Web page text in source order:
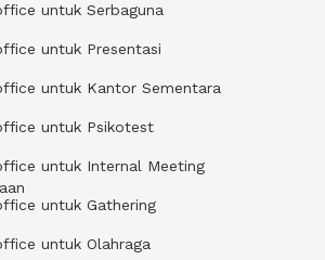
untuk Serbaguna
untuk Presentasi
untuk Kantor Sementara
untuk Psikotest
untuk Internal Meeting
untuk Gathering
untuk Olahraga